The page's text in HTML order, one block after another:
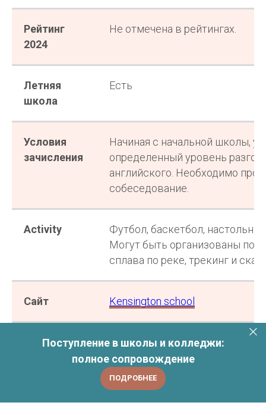
Рейтинг
2024
Не отмечена в рейтингах.
Летняя
школа
Есть
Условия
зачисления
Начиная с начальной школы, у
определенный уровень
английского. Необходимо
собеседование.
Activity
Футбол, баскетбол,
Могут быть организованы
сплава по реке, трекинг и
Сайт Kensington school
Поступление в школы и колледжи:
полное сопровождение
ПОДРОБНЕЕ
Ищете школу для ребенка, но
не знаете, с чего начать?
Política de Privacidady
autorizo el tratamiento de mis datos personales.
Политикой конфиденциальностии даю
Оставьте заявку на разбор кейса и мы
предложим решение для вашей
ситуации